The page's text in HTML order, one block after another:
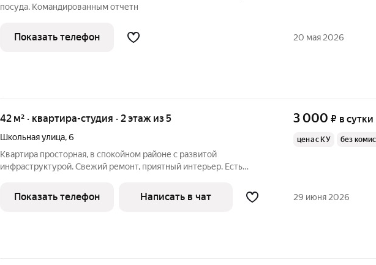
посуда. Командированным отчетн
Показать телефон 20 мая 2026
42 м² · квартира-студия · 2 этаж из 5
Школьная улица,6
Квартира просторная, в спокойном районе с развитой
инфраструктурой. Свежий ремонт, приятный интерьер. Есть
полотенца. Высокоскоростной интернет. Средства личной
гигиены. Микроволновка, плита,
3 000 ₽ в сутки
цена с КУ без
Показать телефон Написать в чат 29 июня 2026